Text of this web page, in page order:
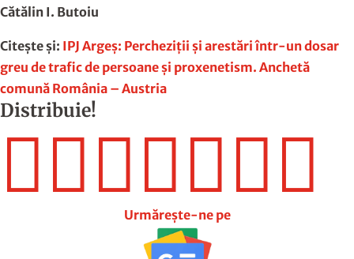
Cătălin I. Butoiu
Citește și: IPJ Argeș: Percheziții și arestări într-un dosar
greu de trafic de persoane și proxenetism. Anchetă
comună România – Austria
Distribuie!

Urmărește-ne pe